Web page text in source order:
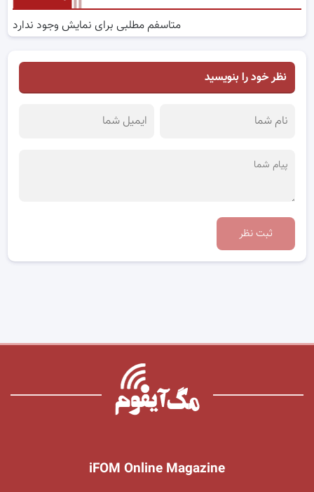
متاسفم مطلبی برای نمایش وجود ندارد
نظر خود را بنویسید
ثبت نظر
iFOM Online Magazine